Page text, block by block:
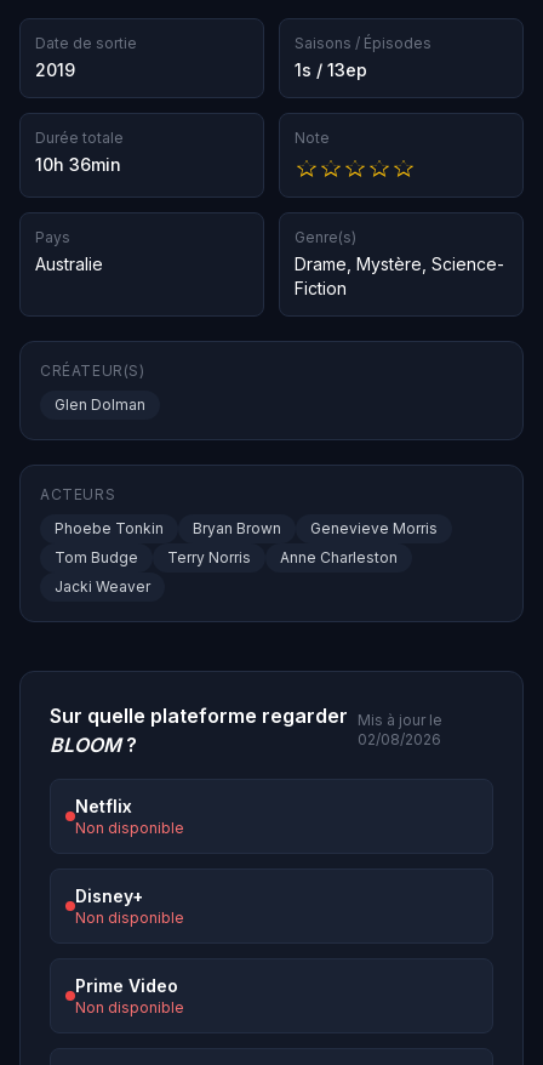
Date de sortie
2019
Saisons / Épisodes
1s / 13ep
Durée totale
10h 36min
Note
Pays
Australie
Genre(s)
Drame Mystère Science-
Fiction
CRÉATEUR(S)
Glen Dolman
ACTEURS
Phoebe Tonkin
Bryan Brown
Genevieve Morris
Tom Budge
Terry Norris
Anne Charleston
Jacki Weaver
Sur quelle plateforme regarder
BLOOM?
Mis à jour le
02/08/2026
Netflix
Non disponible
Disney+
Non disponible
Prime Video
Non disponible